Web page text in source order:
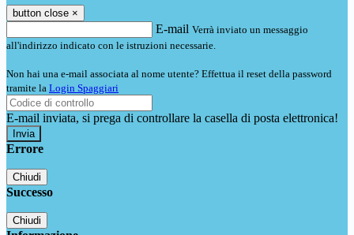
button close ×
E-mail Verrà inviato un messaggio
all'indirizzo indicato con le istruzioni necessarie.
Non hai una e-mail associata al nome utente? Effettua il reset della password
tramite la Login Spaggiari
E-mail inviata, si prega di controllare la casella di posta elettronica!
Errore
Chiudi
Successo
Chiudi